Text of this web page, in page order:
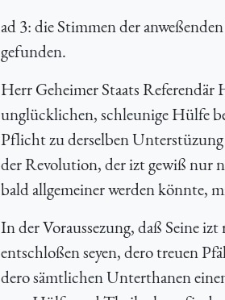
ad 3: die Stimmen der
gefunden.
Herr Geheimer Staats Referendär
unglücklichen, schleunige Hülfe
Pflicht zu derselben
der Revolution, der izt gewiß nur
bald allgemeiner werden könnte,
In der Voraussezung, daß Seine
entschloßen seyen, dero treuen
dero sämtlichen Unterthanen